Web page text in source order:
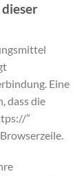
Eine
dass die
”